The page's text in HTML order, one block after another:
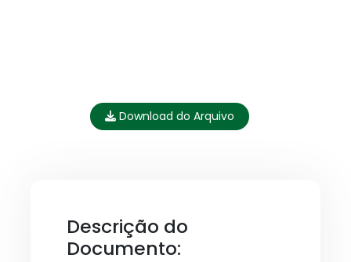
Download do Arquivo
Descrição do
Documento: